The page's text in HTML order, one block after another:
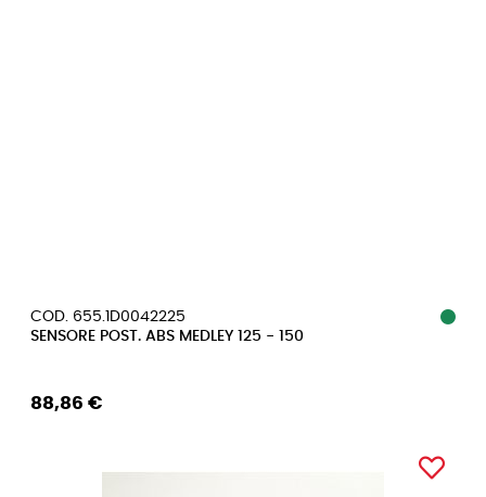
COD. 655.1D0042225
SENSORE POST. ABS MEDLEY 125 - 150
88,86 €